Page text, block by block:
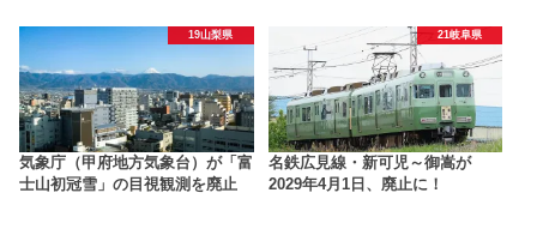
19山梨県
気象庁（甲府地方気象台）が「富
士山初冠雪」の目視観測を廃止
21岐阜県
名鉄広見線・新可児～御嵩が
2029年4月1日、廃止に！